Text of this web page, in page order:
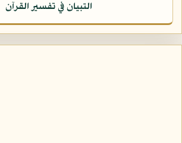
التبيان في تفسير القرآن